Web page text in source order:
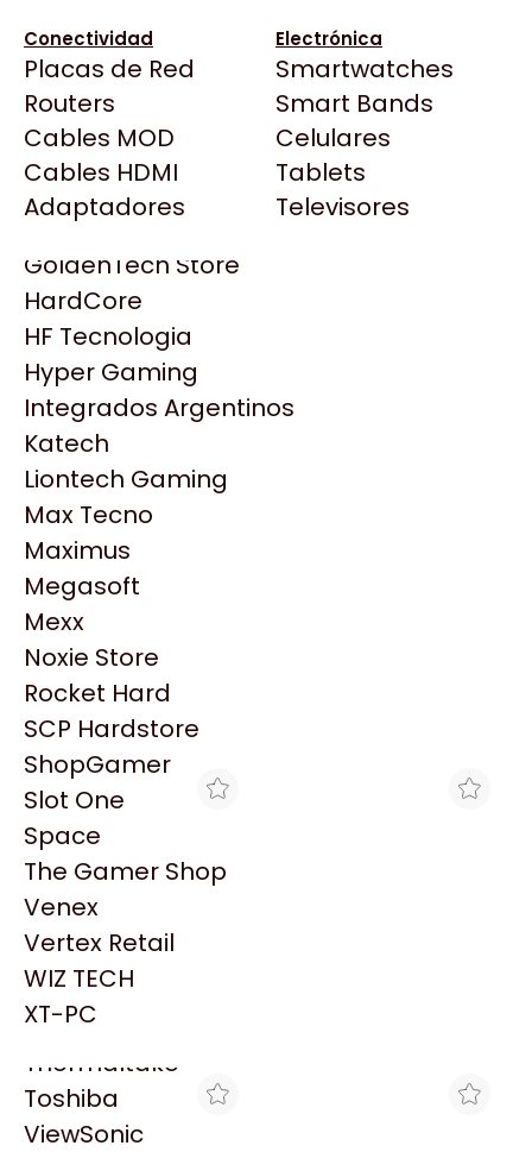
Conectividad
Placas de Red
Routers
Cables MOD
Cables HDMI
Adaptadores
Electrónica
Smartwatches
Smart Bands
Celulares
Tablets
Televisores
Deepcool
Dell
EVGA
Gamemax
Genesis
Genius
HP
HyperX
INNO3D
Intel
Kingston
Lenovo
Logitech
MSI
NVIDIA GeForce
NZXT
PNY
Palit
Philips
PowerColor
Razer
Redragon
Samsung
Sandisk
Sapphire
Seagate
Sentey
Solarmax
Thermaltake
Toshiba
ViewSonic
Click Gaming
Compufan Store
Dinobyte
Full H4rd
Gaming City
Gezatek
GoldenTech Store
HardCore
HF Tecnologia
Hyper Gaming
Integrados Argentinos
Katech
Liontech Gaming
Max Tecno
Maximus
Megasoft
Mexx
Noxie Store
Rocket Hard
SCP Hardstore
ShopGamer
Slot One
Space
The Gamer Shop
Venex
Vertex Retail
WIZ TECH
XT-PC
Productos
Similares
Explorá más productos similares
CLICK GAMING
WATER COOLER ASUS
ARGB LCD
$329.000